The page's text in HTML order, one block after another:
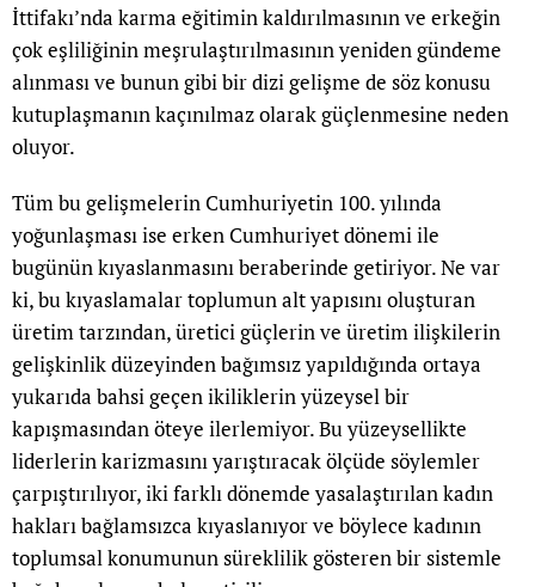
İttifakı’nda karma eğitimin kaldırılmasının ve erkeğin
çok eşliliğinin meşrulaştırılmasının yeniden gündeme
alınması ve bunun gibi bir dizi gelişme de söz konusu
kutuplaşmanın kaçınılmaz olarak güçlenmesine neden
oluyor.
Tüm bu gelişmelerin Cumhuriyetin 100. yılında
yoğunlaşması ise erken Cumhuriyet dönemi ile
bugünün kıyaslanmasını beraberinde getiriyor. Ne var
ki, bu kıyaslamalar toplumun alt yapısını oluşturan
üretim tarzından, üretici güçlerin ve üretim ilişkilerin
gelişkinlik düzeyinden bağımsız yapıldığında ortaya
yukarıda bahsi geçen ikiliklerin yüzeysel bir
kapışmasından öteye ilerlemiyor. Bu yüzeysellikte
liderlerin karizmasını yarıştıracak ölçüde söylemler
çarpıştırılıyor, iki farklı dönemde yasalaştırılan kadın
hakları bağlamsızca kıyaslanıyor ve böylece kadının
toplumsal konumunun süreklilik gösteren bir sistemle